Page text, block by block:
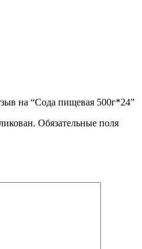
на “Сода пищевая 500г*24”
Обязательные поля